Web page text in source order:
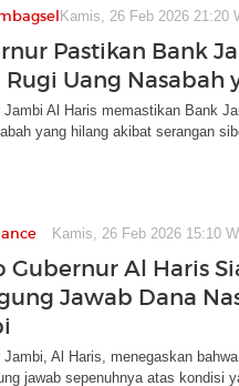
Kamis, 26 Feb 2026 21:20
Pastikan Bank
Rugi Uang Nasabah
Jambi Al Haris memastikan Bank
yang hilang akibat serangan
Kamis, 26 Feb 2026 15:10
Gubernur Al Haris
Jawab Dana
Jambi, Al Haris, menegaskan
jawab sepenuhnya atas kondisi